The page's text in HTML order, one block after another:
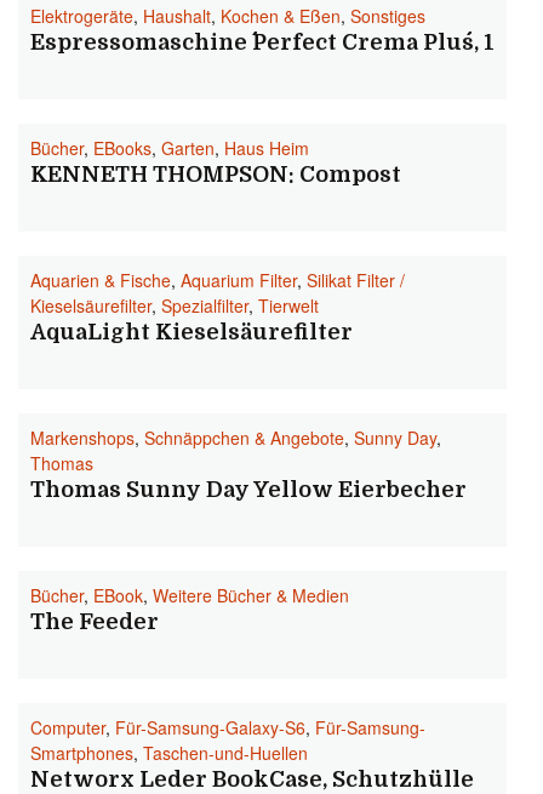
Elektrogeräte, Haushalt, Kochen & Eßen, Sonstiges
Espressomaschine ´´Perfect Crema Plus´´, 1
Bücher, EBooks, Garten, Haus Heim
KENNETH THOMPSON: Compost
Aquarien & Fische, Aquarium Filter, Silikat Filter /
Kieselsäurefilter, Spezialfilter, Tierwelt
AquaLight Kieselsäurefilter
Markenshops, Schnäppchen & Angebote, Sunny Day,
Thomas
Thomas Sunny Day Yellow Eierbecher
Bücher, EBook, Weitere Bücher & Medien
The Feeder
Computer, Für-Samsung-Galaxy-S6, Für-Samsung-
Smartphones, Taschen-und-Huellen
Networx Leder BookCase, Schutzhülle